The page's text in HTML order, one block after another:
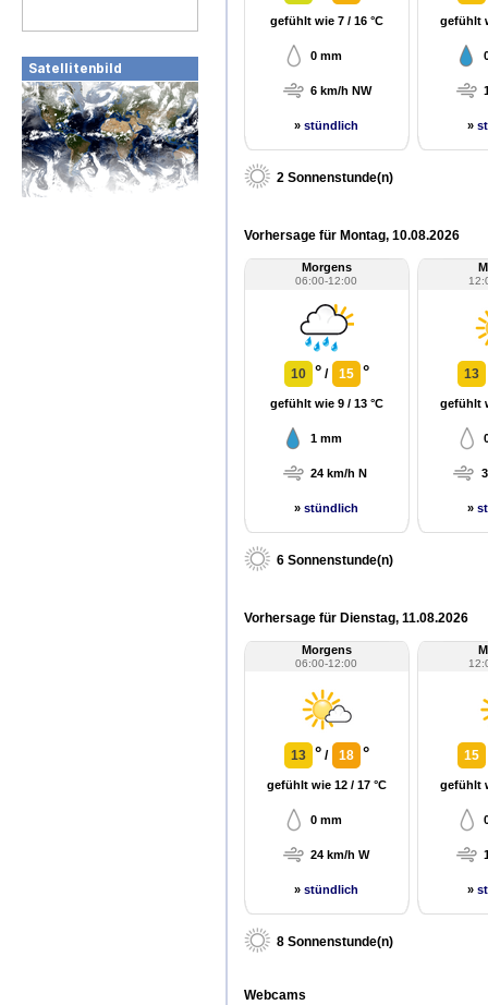
Satellitenbild
gefühlt wie 7 / 16 °C
0 mm
6 km/h NW
»stündlich
gefühlt
»
2 Sonnenstunde(n)
Vorhersage für Montag, 10.08.2026
Morgens
06:00-12:00
10 ° / 15 °
gefühlt wie 9 / 13 °C
1 mm
24 km/h N
»stündlich
13
gefühlt
»
6 Sonnenstunde(n)
Vorhersage für Dienstag, 11.08.2026
Morgens
06:00-12:00
13 ° / 18 °
gefühlt wie 12 / 17 °C
0 mm
24 km/h W
»stündlich
15
gefühlt
»
8 Sonnenstunde(n)
Webcams